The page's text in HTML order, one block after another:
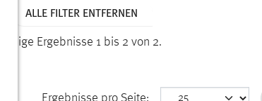
ALLE FILTER ENTFERNEN
Zeige Ergebnisse 1 bis 2 von 2.
Ergebnisse pro Seite: